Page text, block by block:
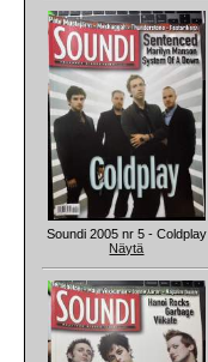
Soundi 2005 nr 5 - Coldplay
Näytä